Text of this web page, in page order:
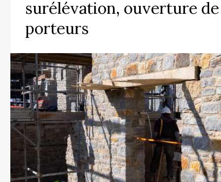
surélévation, ouverture
porteurs